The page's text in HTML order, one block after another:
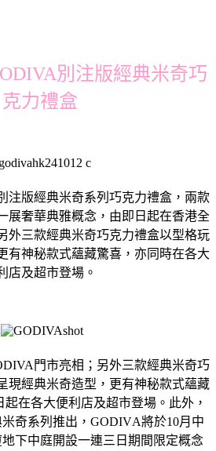
別注版經典米奇巧
克力禮盒
注版經典米奇系列巧克力禮盒，兩款
展奢華典雅概念，由即日起在香港全
外三款經典米奇巧克力禮盒以型格玩
有神秘款式蘊藏驚喜，亦同時在各大
店及超市登場。
DIVA 門市亮相； 另外三款經典米奇巧
現經典米奇造型， 更有神秘款式蘊藏
起在各大便利店及超市登場。此外，
奇系列推出， GODIVA將於10月中
下中庭開設一連三日期間限定概念